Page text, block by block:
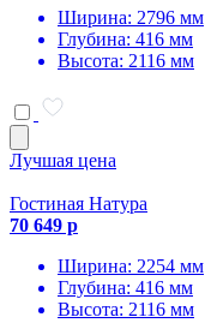
Ширина: 2796 мм
Глубина: 416 мм
Высота: 2116 мм
Лучшая цена
Гостиная Натура
70 649 р
Ширина: 2254 мм
Глубина: 416 мм
Высота: 2116 мм